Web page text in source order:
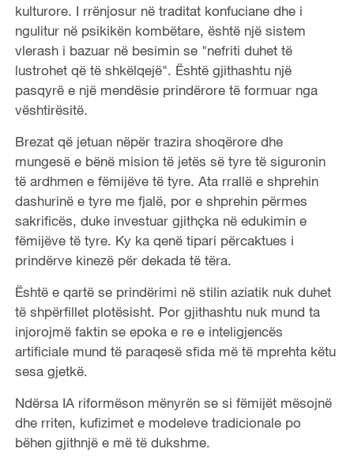
kulturore. I rrënjosur në traditat konfuciane dhe i
ngulitur në psikikën kombëtare, është një sistem
vlerash i bazuar në besimin se "nefriti duhet të
lustrohet që të shkëlqejë". Është gjithashtu një
pasqyrë e një mendësie prindërore të formuar nga
vështirësitë.
Brezat që jetuan nëpër trazira shoqërore dhe
mungesë e bënë mision të jetës së tyre të siguronin
të ardhmen e fëmijëve të tyre. Ata rrallë e shprehin
dashurinë e tyre me fjalë, por e shprehin përmes
sakrificës, duke investuar gjithçka në edukimin e
fëmijëve të tyre. Ky ka qenë tipari përcaktues i
prindërve kinezë për dekada të tëra.
Është e qartë se prindërimi në stilin aziatik nuk duhet
të shpërfillet plotësisht. Por gjithashtu nuk mund ta
injorojmë faktin se epoka e re e inteligjencës
artificiale mund të paraqesë sfida më të mprehta këtu
sesa gjetkë.
Ndërsa IA riformëson mënyrën se si fëmijët mësojnë
dhe rriten, kufizimet e modeleve tradicionale po
bëhen gjithnjë e më të dukshme.